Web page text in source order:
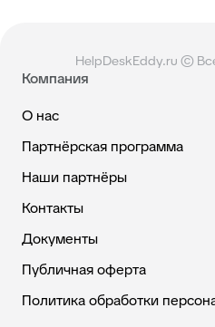
HelpDeskEddy.ru ©
Компания
О нас
Партнёрская программа
Наши партнёры
Контакты
Документы
Публичная оферта
Политика обработки